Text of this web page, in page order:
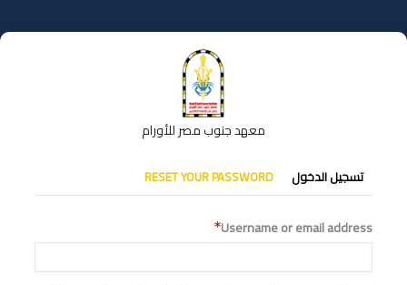
إلى
المحتوى
معهد جنوب مصر للأورام
التبويبات
الأساسية
تسجيل الدخول RESET YOUR PASSWORD
Username or email address